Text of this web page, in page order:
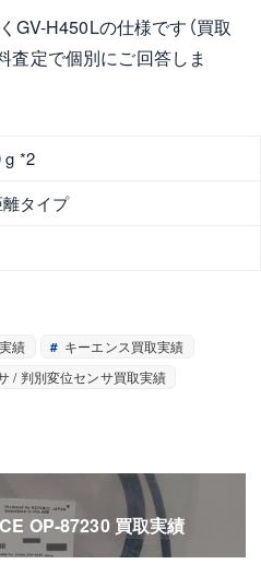
GV-H450Lの仕様です（買取
査定で個別にご回答しま
g *2
タイプ
績
キーエンス買取実績
/ 判別変位センサ買取実績
OP-87230 買取実績